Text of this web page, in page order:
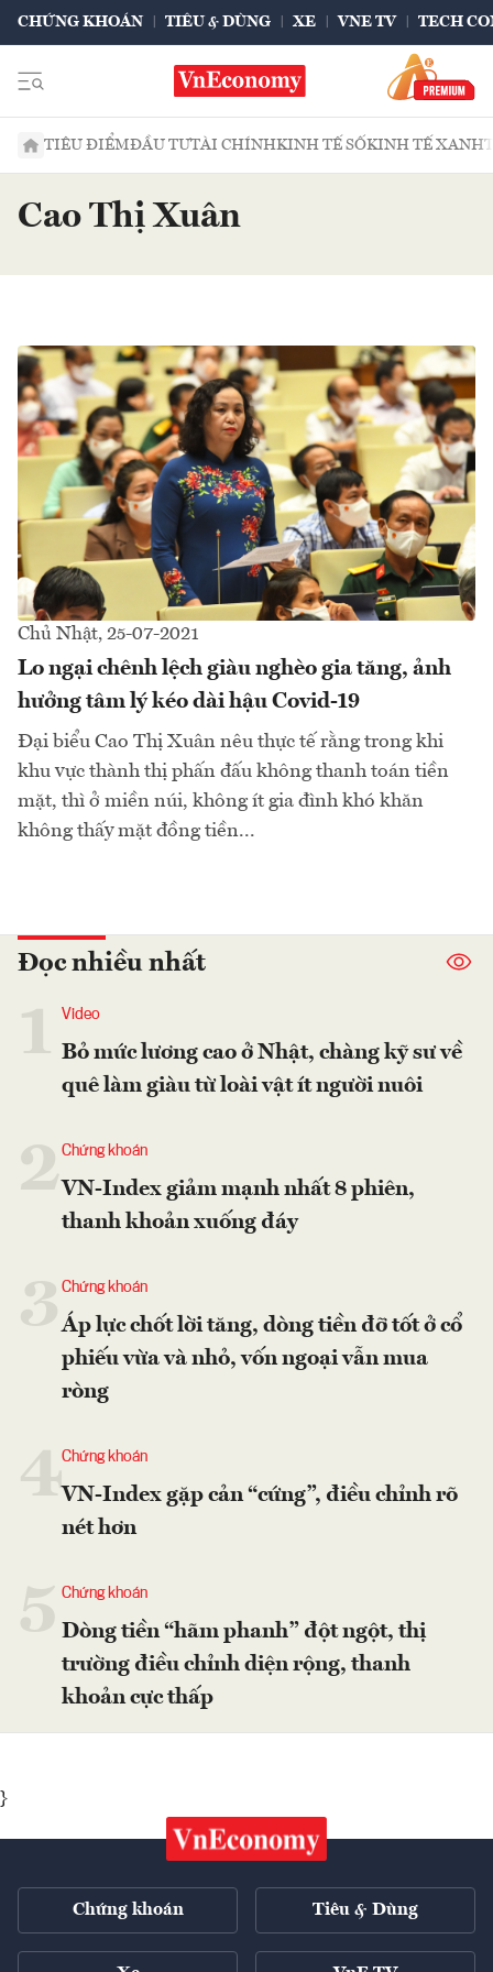
CHỨNG KHOÁN TIÊU & DÙNG XE VNE TV TECH
TIÊU ĐIỂMĐẦU TƯTÀI CHÍNHKINH TẾ SỐKINH TẾ XANH
Cao Thị Xuân
Chủ Nhật, 25-07-2021
Lo ngại chênh lệch giàu nghèo gia tăng, ảnh
hưởng tâm lý kéo dài hậu Covid-19
Đại biểu Cao Thị Xuân nêu thực tế rằng trong khi
khu vực thành thị phấn đấu không thanh toán tiền
mặt, thì ở miền núi, không ít gia đình khó khăn
không thấy mặt đồng tiền...
Đọc nhiều nhất
Video
Bỏ mức lương cao ở Nhật, chàng kỹ sư về
quê làm giàu từ loài vật ít người nuôi
2Chứng khoán
VN-Index giảm mạnh nhất 8 phiên,
thanh khoản xuống đáy
Chứng khoán
Áp lực chốt lời tăng, dòng tiền đỡ tốt ở cổ
phiếu vừa và nhỏ, vốn ngoại vẫn mua
ròng
4Chứng khoán
VN-Index gặp cản “cứng”, điều chỉnh rõ
nét hơn
Chứng khoán
Dòng tiền “hãm phanh” đột ngột, thị
trường điều chỉnh diện rộng, thanh
khoản cực thấp
}
Chứng khoán Tiêu & Dùng